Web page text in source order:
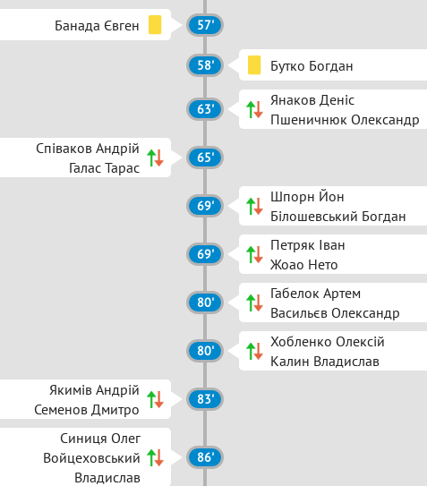
Банада Євген 57'
58' Бутко Богдан
63'
Янаков Деніс
Пшеничнюк Олександр
Співаков Андрій
Галас Тарас
65'
69'
Шпорн Йон
Білошевський Богдан
69'
Петряк Іван
Жоао Нето
80'
Габелок Артем
Васильєв Олександр
80'
Хобленко Олексій
Калин Владислав
Якимів Андрій
Семенов Дмитро
83'
Синиця Олег
Войцеховський
Владислав
86'